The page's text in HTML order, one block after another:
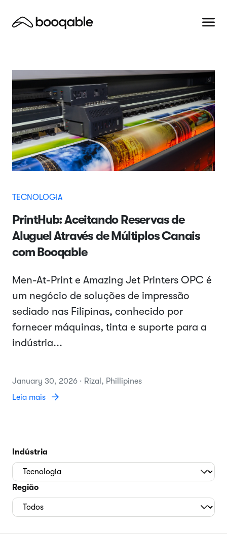
TECNOLOGIA
PrintHub: Aceitando Reservas de
Aluguel Através de Múltiplos Canais
com Booqable
Men-At-Print e Amazing Jet Printers OPC é
um negócio de soluções de impressão
sediado nas Filipinas, conhecido por
fornecer máquinas, tinta e suporte para a
indústria...
January 30, 2026 · Rizal, Phillipines
Leia mais
Indústria
Região